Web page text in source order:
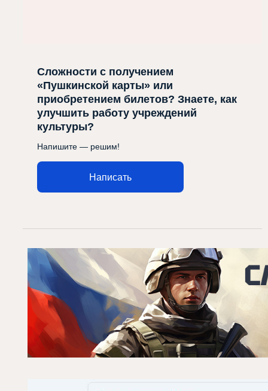
Сложности с получением
«Пушкинской карты» или
приобретением билетов? Знаете, как
улучшить работу учреждений
культуры?
Напишите — решим!
Написать